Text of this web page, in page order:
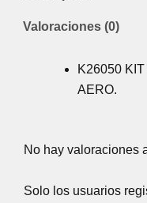
Valoraciones (0)
K26050
AERO.
No hay valoraciones
Solo los usuarios